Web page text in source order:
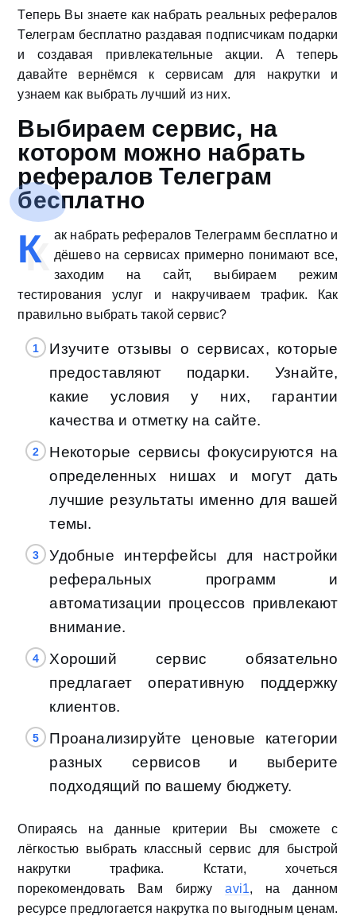
Теперь Вы знаете как набрать реальных рефералов
Телеграм бесплатно раздавая подписчикам подарки
и создавая привлекательные акции. А теперь
давайте вернёмся к сервисам для накрутки и
узнаем как выбрать лучший из них.
Выбираем сервис, на
котором можно набрать
рефералов Телеграм
бесплатно
К
ак набрать рефералов Телеграмм бесплатно и
дёшево на сервисах примерно понимают все,
заходим на сайт, выбираем режим
тестирования услуг и накручиваем трафик. Как
правильно выбрать такой сервис?
Изучите отзывы о сервисах, которые
предоставляют подарки. Узнайте,
какие условия у них, гарантии
качества и отметку на сайте.
Некоторые сервисы фокусируются на
определенных нишах и могут дать
лучшие результаты именно для вашей
темы.
Удобные интерфейсы для настройки
реферальных программ и
автоматизации процессов привлекают
внимание.
Хороший сервис обязательно
предлагает оперативную поддержку
клиентов.
Проанализируйте ценовые категории
разных сервисов и выберите
подходящий по вашему бюджету.
Опираясь на данные критерии Вы сможете с
лёгкостью выбрать классный сервис для быстрой
накрутки трафика. Кстати, хочеться
порекомендовать Вам биржуavi1, на данном
ресурсе предлогается накрутка по выгодным ценам.